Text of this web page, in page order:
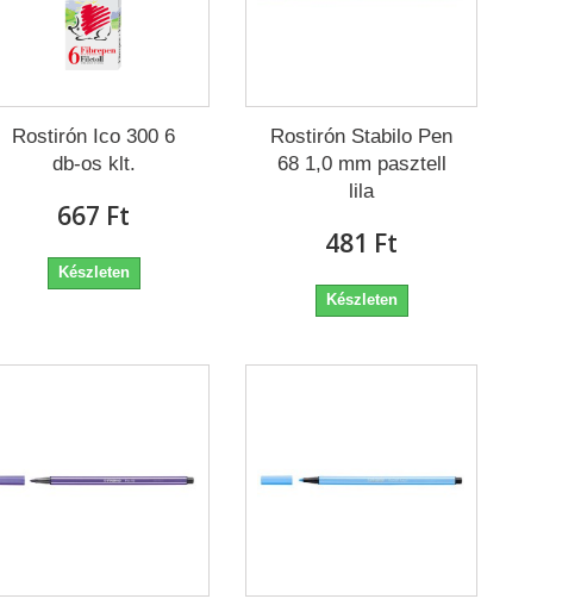
Rostirón Ico 300 6
db-os klt.
667 Ft‎
Készleten
Rostirón Stabilo Pen
68 1,0 mm pasztell
lila
481 Ft‎
Készleten